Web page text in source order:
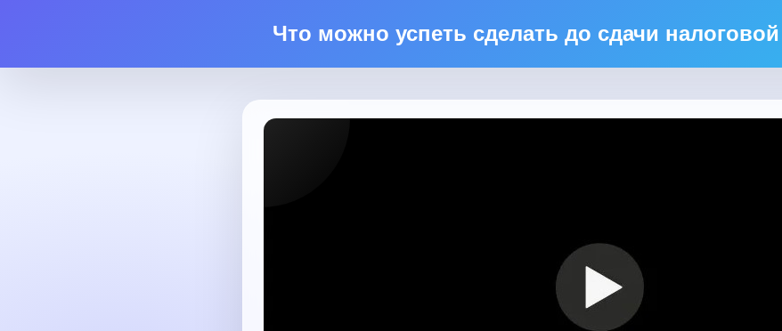
Что можно успеть сделать до сдачи